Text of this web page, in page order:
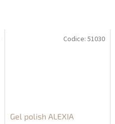
Gel polish ALEXIA
Codice:51030